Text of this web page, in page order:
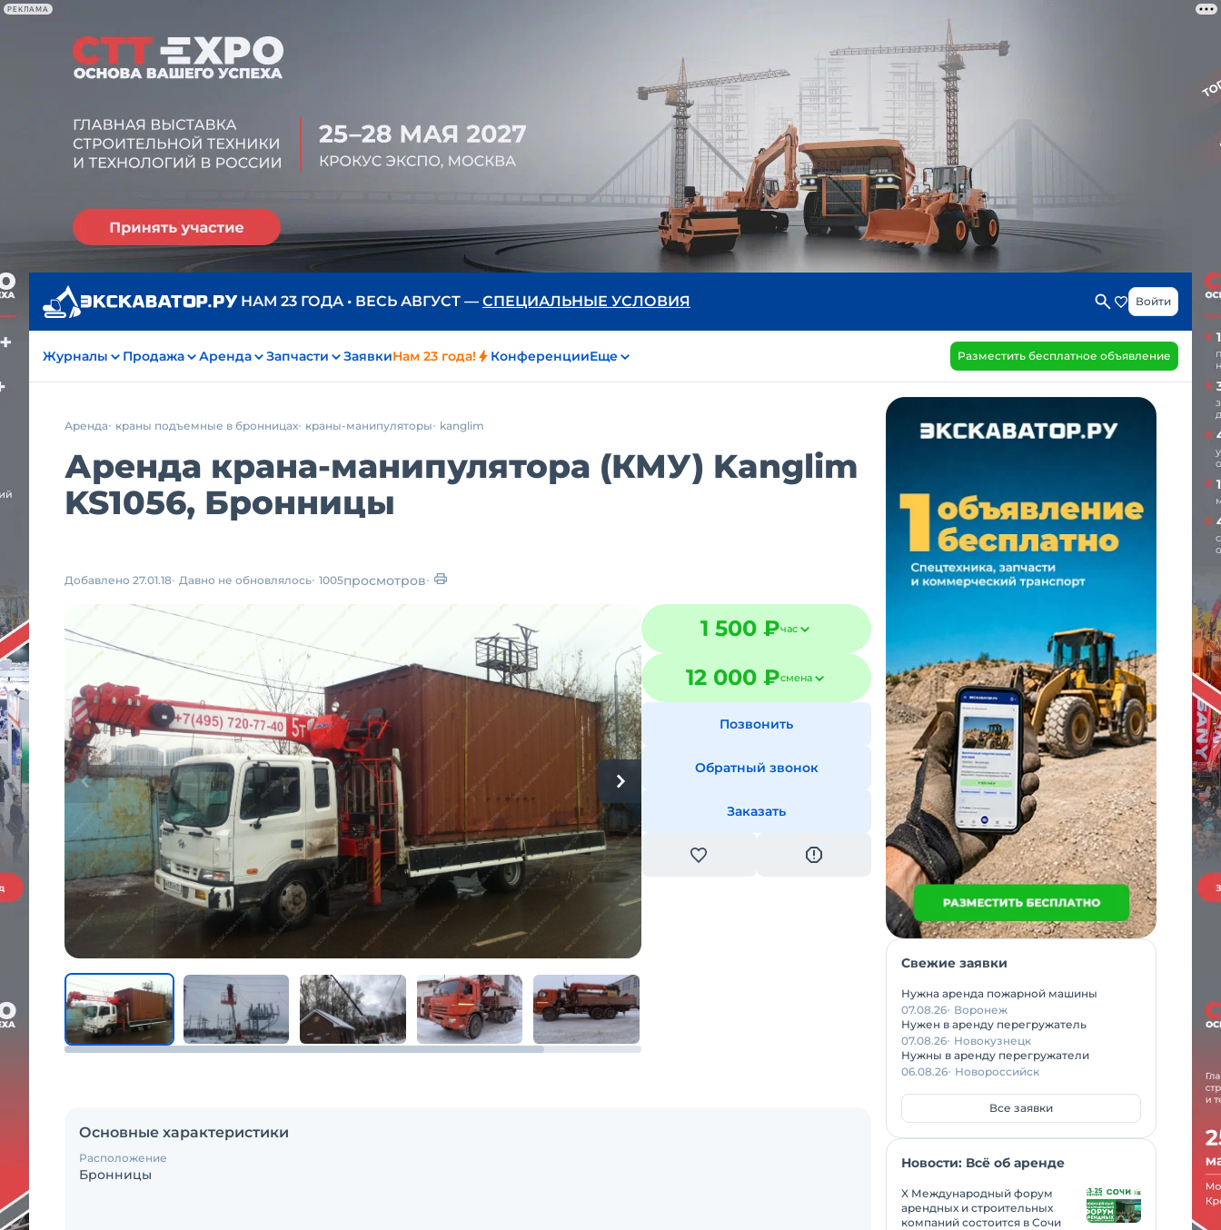
РЕКЛАМА
НАМ 23 ГОДА • ВЕСЬ АВГУСТ — СПЕЦИАЛЬНЫЕ УСЛОВИЯ Войти
Журналы Продажа Аренда Запчасти ЗаявкиНам 23 года! КонференцииЕще Разместить бесплатное объявление
Аренда краны подъемные в бронницах краны-манипуляторы kanglim
Аренда крана-манипулятора (КМУ) Kanglim
KS1056, Бронницы
Добавлено 27.01.18 Давно не обновлялось 1005просмотров
1 500 ₽час
12 000 ₽смена
Позвонить
Обратный звонок
Заказать
Основные характеристики
Расположение
Бронницы
Свежие заявки
Нужна аренда пожарной машины
07.08.26 Воронеж
Нужен в аренду перегружатель
07.08.26 Новокузнецк
Нужны в аренду перегружатели
06.08.26 Новороссийск
Все заявки
Новости: Всё об аренде
X Международный форум
арендных и строительных
компаний состоится в Сочи